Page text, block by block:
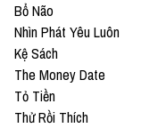
Bổ Não
Nhìn Phát Yêu Luôn
Kệ Sách
The Money Date
Tỏ Tiền
Thử Rồi Thích